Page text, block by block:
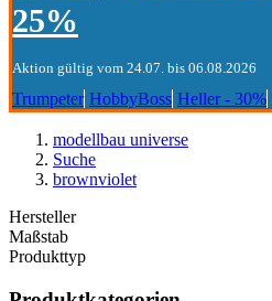
25%
Aktion gültig vom 24.07. bis 06.08.2026
Trumpeter HobbyBoss Heller - 30%
modellbau universe
Suche
brownviolet
Hersteller
Maßstab
Produkttyp